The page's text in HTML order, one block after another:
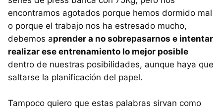
encontramos agotados porque hemos dormido mal
o porque el trabajo nos ha estresado mucho,
debemos aprender a no sobrepasarnos e intentar
realizar ese entrenamiento lo mejor posible
dentro de nuestras posibilidades, aunque haya que
saltarse la planificación del papel.
Tampoco quiero que estas palabras sirvan como